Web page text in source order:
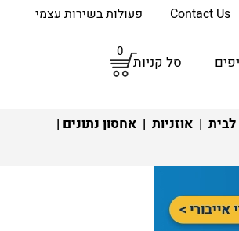
פעולות בשירות עצמי
סל קניות
0
| אוזניות | אחסון נתונים |